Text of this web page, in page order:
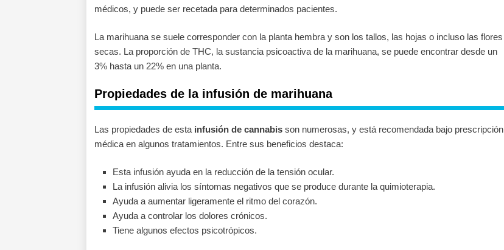
médicos, y puede ser recetada para determinados pacientes.
La marihuana se suele corresponder con la planta hembra y son los tallos, las hojas o incluso las flores
secas. La proporción de THC, la sustancia psicoactiva de la marihuana, se puede encontrar desde un
3% hasta un 22% en una planta.
Propiedades de la infusión de marihuana
Las propiedades de esta infusión de cannabisson numerosas, y está recomendada bajo prescripción
médica en algunos tratamientos. Entre sus beneficios destaca:
Esta infusión ayuda en la reducción de la tensión ocular.
La infusión alivia los síntomas negativos que se produce durante la quimioterapia.
Ayuda a aumentar ligeramente el ritmo del corazón.
Ayuda a controlar los dolores crónicos.
Tiene algunos efectos psicotrópicos.